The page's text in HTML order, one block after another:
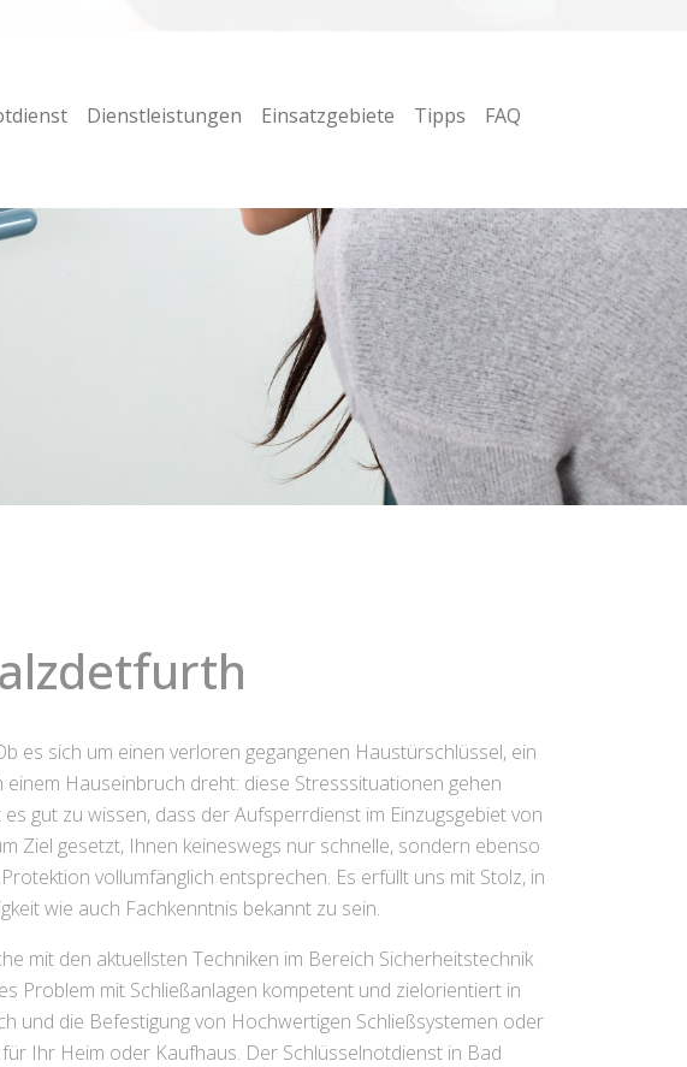
Dienstleistungen Einsatzgebiete Tipps FAQ
es sich um einen verloren gegangenen Haustürschlüssel, ein
Hauseinbruch dreht: diese Stresssituationen gehen
gut zu wissen, dass der Aufsperrdienst im Einzugsgebiet von
Ziel gesetzt, Ihnen keineswegs nur schnelle, sondern ebenso
vollumfänglich entsprechen. Es erfüllt uns mit Stolz, in
wie auch Fachkenntnis bekannt zu sein.
mit den aktuellsten Techniken im Bereich Sicherheitstechnik
Problem mit Schließanlagen kompetent und zielorientiert in
und die Befestigung von Hochwertigen Schließsystemen oder
Ihr Heim oder Kaufhaus. Der Schlüsselnotdienst in Bad